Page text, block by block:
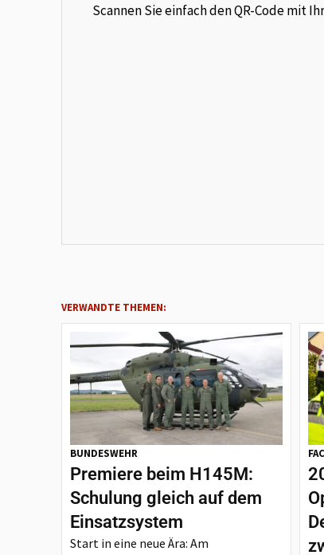
Scannen Sie einfach den QR-Code mit
VERWANDTE THEMEN:
BUNDESWEHR
Premiere beim H145M:
Schulung gleich auf dem
Einsatzsystem
Start in eine neue Ära: Am